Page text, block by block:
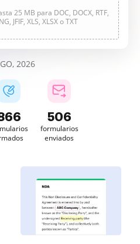
25 MB para DOC, DOCX, RTF,
JFIF, XLS, XLSX o TXT
2026
506
formularios
enviados